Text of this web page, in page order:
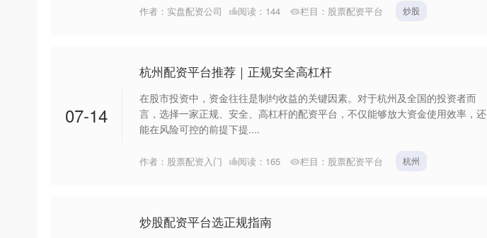
作者：实盘配资公司 阅读： 144 栏目： 股票配资平台 炒股
07-14
杭州配资平台推荐｜正规安全高杠杆
在股市投资中，资金往往是制约收益的关键因素。对于杭州及全国的投资者而
言，选择一家正规、安全、高杠杆的配资平台，不仅能够放大资金使用效率，还
能在风险可控的前提下提....
作者：股票配资入门 阅读： 165 栏目： 股票配资平台 杭州
炒股配资平台选正规指南